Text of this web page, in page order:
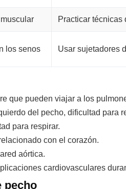
Practicar técnicas
los senos Usar sujetadores
que pueden viajar a los
del pecho, dificultad para
para respirar.
con el corazón.
aórtica.
cardiovasculares
pecho